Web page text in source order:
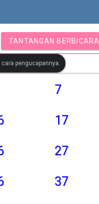
TANTANGAN BERBICARA
pengucapannya.
7
17
27
37